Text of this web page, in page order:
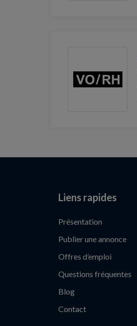
Liens rapides
Présentation
Publier une annonce
Offres d’emploi
Questions fréquentes
Blog
Contact